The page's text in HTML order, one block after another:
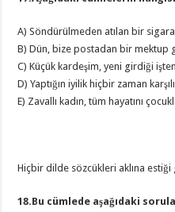
A) Söndürülmeden atılan bir
B) Dün, bize postadan bir mektup
C) Küçük kardeşim, yeni girdiği
D) Yaptığın iyilik hiçbir zaman
E) Zavallı kadın, tüm hayatını
Hiçbir dilde sözcükleri aklına
18.Bu cümlede aşağıdaki